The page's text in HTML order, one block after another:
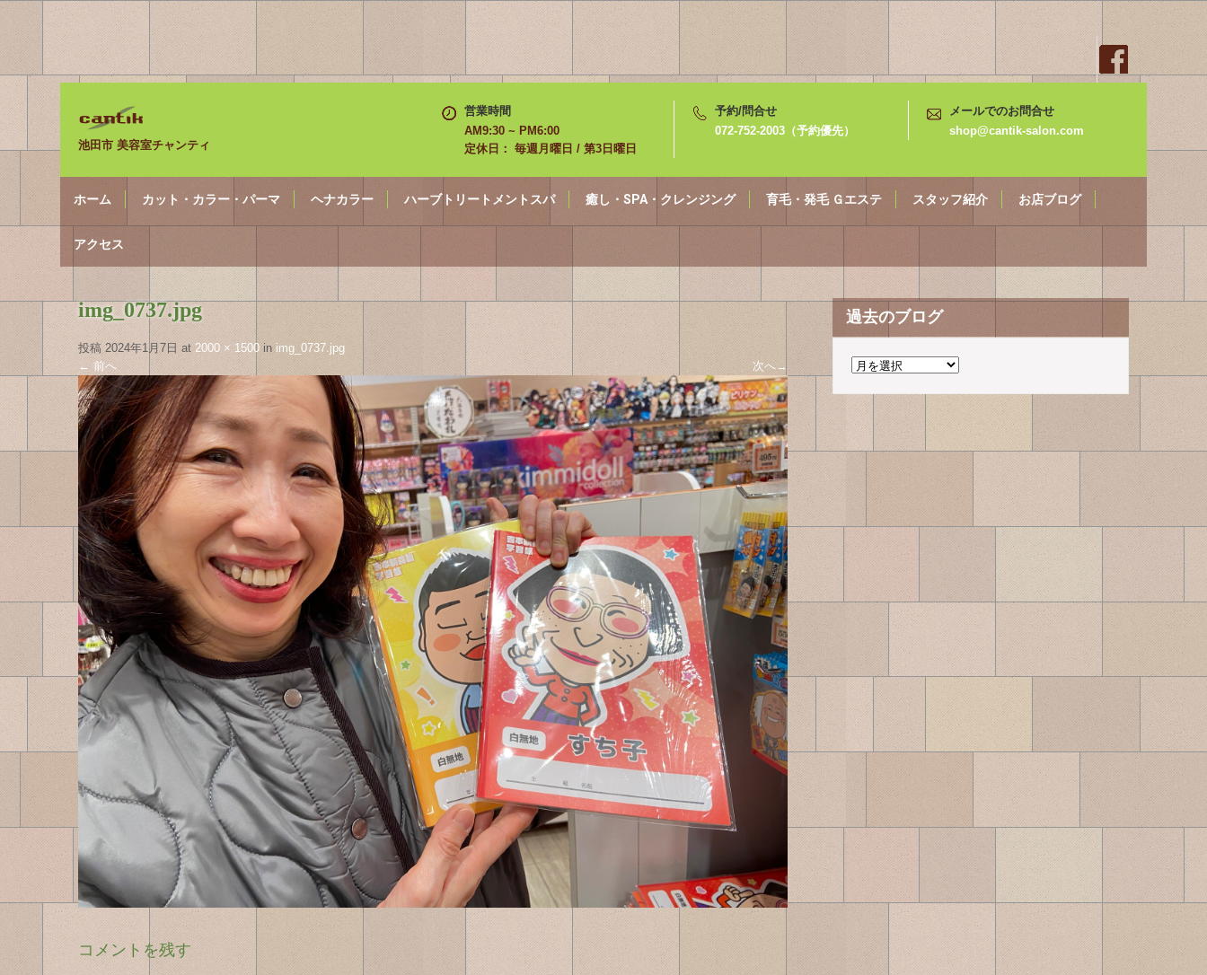
池田市 美容室チャンティ
営業時間
AM9:30 ~ PM6:00
定休日： 毎週月曜日 / 第3日曜日
予約/問合せ
072-752-2003（予約優先）
メールでのお問合せ
shop@cantik-salon.com
ホーム カット・カラー・パーマ ヘナカラー ハーブトリートメントスパ 癒し・SPA・クレンジング 育毛・発毛 Ｇエステ スタッフ紹介 お店ブログ
アクセス
img_0737.jpg
投稿2024年1月7日 at2000 × 1500in img_0737.jpg
← 前へ 次へ→
コメントを残す
過去のブログ
過
ブ
ロ
グ